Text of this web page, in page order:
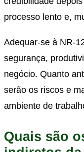
processo lento e,
Adequar-se à NR-
segurança,
negócio. Quanto
serão os riscos e
ambiente de
Quais são